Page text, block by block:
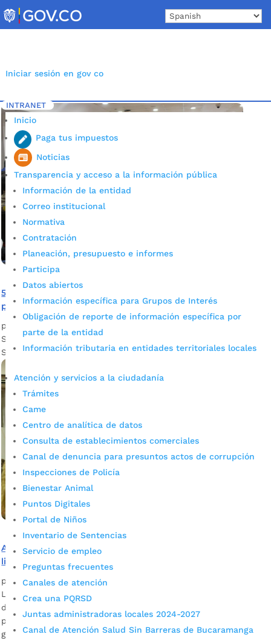
to
content
Iniciar sesión en gov co
INTRANET
Inicio
Paga tus impuestos
Noticias
Transparencia y acceso a la información pública
Información de la entidad
Correo institucional
Normativa
Contratación
Planeación, presupuesto e informes
Participa
Datos abiertos
Información específica para Grupos de Interés
Obligación de reporte de información específica por
parte de la entidad
Información tributaria en entidades territoriales locales
Atención y servicios a la ciudadanía
Trámites
Came
Centro de analítica de datos
Consulta de establecimientos comerciales
Canal de denuncia para presuntos actos de corrupción
Inspecciones de Policía
Bienestar Animal
Puntos Digitales
Portal de Niños
Inventario de Sentencias
Servicio de empleo
Preguntas frecuentes
Canales de atención
Crea una PQRSD
Juntas administradoras locales 2024-2027
Canal de Atención Salud Sin Barreras de Bucaramanga
Inicio 5 Etiqueta: Líderes
51 bumangueses se gradúan del diplomado en liderazgo
para el control social en salud
por
Será de 8:30 a.m. a 12:00 m., y participará la secretaria de
Salud y Ambiente de Bucaramanga, Nancy Cañón Meza.
Alcaldía socializó la ruta de protección a líderes y
lideresas
por Camila Camacho|May 31, 2023
La Administración Municipal socializó la Resolución No. 0648
de 2022, que implementa una ruta de prevención,
protección y seguridad integral a esta población, para
garantizar su seguridad. Fotografía: Prensa Alcaldía de